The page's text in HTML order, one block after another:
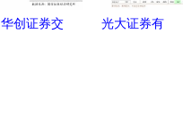
华创证券交
光大证券有